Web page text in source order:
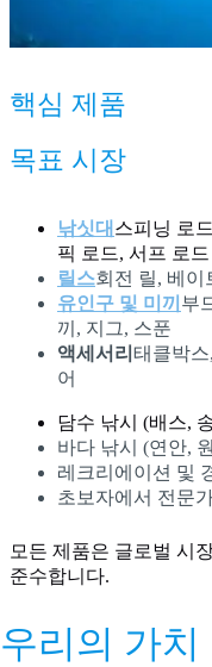
핵심 제품
목표 시장
낚싯대 스피닝 로
픽 로드, 서프 로드
릴스회전 릴, 베이
유인구 및 미끼 부
끼, 지그, 스푼
액세서리 태클박스
어
담수 낚시 (배스,
바다 낚시 (연안,
레크리에이션 및
초보자에서 전문
모든 제품은 글로벌 시
준수합니다.
우리의 가치